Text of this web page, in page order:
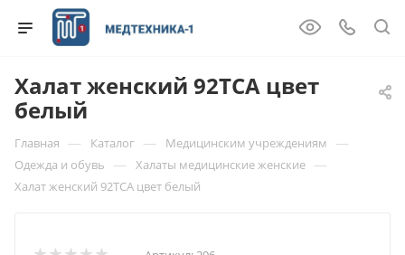
Халат женский 92ТСА цвет
белый
Главная — Каталог — Медицинским учреждениям —
Одежда и обувь — Халаты медицинские женские —
Халат женский 92ТСА цвет белый